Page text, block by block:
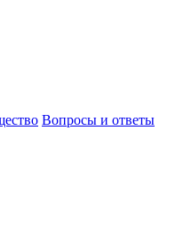
Вопросы и ответы